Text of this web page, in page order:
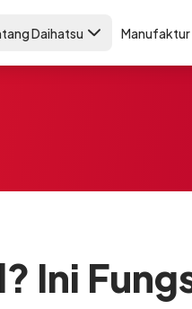
Daihatsu Manufaktur
Ini